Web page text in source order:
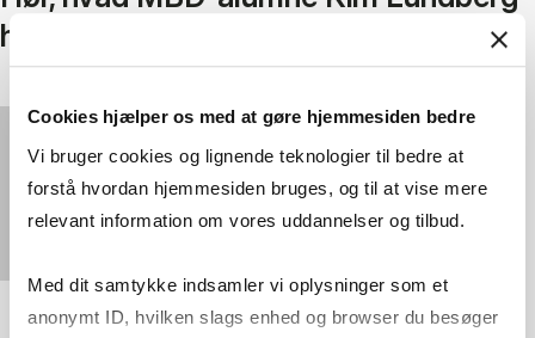
Cookies hjælper os med at gøre hjemmesiden bedre
Vi bruger cookies og lignende teknologier til bedre at
forstå hvordan hjemmesiden bruges, og til at vise mere
relevant information om vores uddannelser og tilbud.
Med dit samtykke indsamler vi oplysninger som et
anonymt ID, hvilken slags enhed og browser du besøger
har fået ud af uddannelsen
You mustaccept statistics cookiesto view this
video.